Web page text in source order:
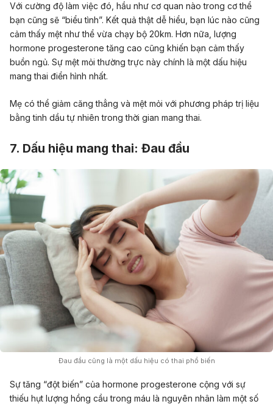
Với cường độ làm việc đó, hầu như cơ quan nào trong cơ thể
bạn cũng sẽ “biểu tình”. Kết quả thật dễ hiểu, bạn lúc nào cũng
cảm thấy mệt như thể vừa chạy bộ 20km. Hơn nữa, lượng
hormone progesterone tăng cao cũng khiến bạn cảm thấy
buồn ngủ. Sự mệt mỏi thường trực này chính là một dấu hiệu
mang thai điển hình nhất.
Mẹ có thể giảm căng thẳng và mệt mỏi với phương pháp trị liệu
bằng tinh dầu tự nhiên trong thời gian mang thai.
7. Dấu hiệu mang thai: Đau đầu
Đau đầu cũng là một dấu hiệu có thai phổ biến
Sự tăng “đột biến” của hormone progesterone cộng với sự
thiếu hụt lượng hồng cầu trong máu là nguyên nhân làm một số